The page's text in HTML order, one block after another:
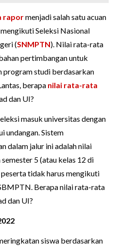
rapormenjadi salah satu acuan
Seleksi Nasional
(SNMPTN). Nilai rata-rata
pertimbangan untuk
program studi berdasarkan
berapa nilai rata-rata
dan UI?
masuk universitas dengan
undangan. Sistem
dalam jalur ini adalah nilai
5 (atau kelas 12 di
tidak harus mengikuti
Berapa nilai rata-rata
dan UI?
siswa berdasarkan